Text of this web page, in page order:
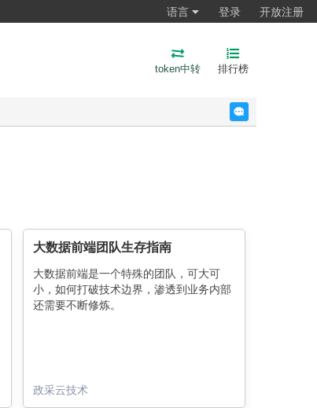
语言 登录 开放注册
token中转 排行榜
大数据前端团队生存指南
大数据前端是一个特殊的团队，可大可
小，如何打破技术边界，渗透到业务内部
还需要不断修炼。
政采云技术